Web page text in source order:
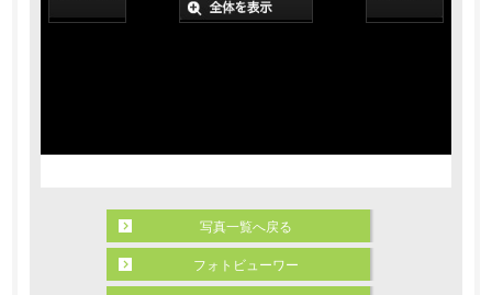
写真一覧へ戻る
フォトビューワー